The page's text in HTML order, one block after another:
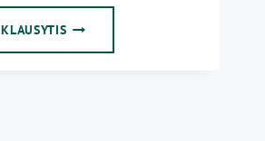
KLAUSYTISDIDYSIS